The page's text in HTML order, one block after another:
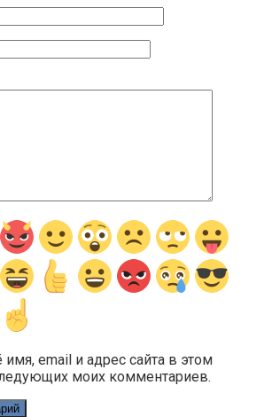
email и адрес сайта в этом
моих комментариев.